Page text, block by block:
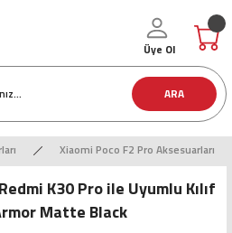
ARA
Üye Ol
Xiaomi Poco F2 Pro Aksesuarları
K30 Pro ile Uyumlu Kılıf
Matte Black